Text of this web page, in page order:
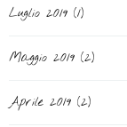
Luglio 2019 (1)
Maggio 2019 (2)
Aprile 2019 (2)